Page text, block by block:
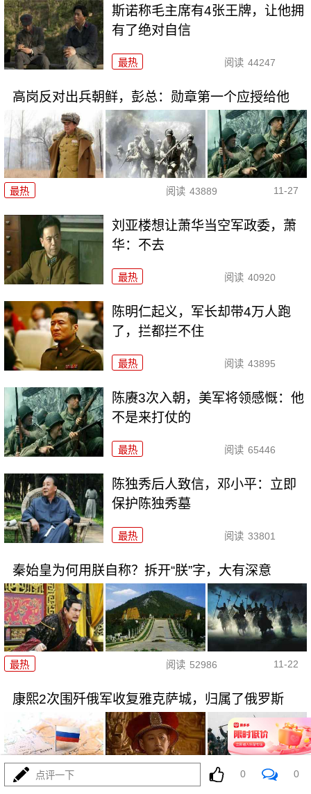
斯诺称毛主席有4张王牌，让他拥
有了绝对自信
最热 阅读 44247
高岗反对出兵朝鲜，彭总：勋章第一个应授给他
最热 阅读 43889 11-27
刘亚楼想让萧华当空军政委，萧
华：不去
最热 阅读 40920
陈明仁起义，军长却带4万人跑
了，拦都拦不住
最热 阅读 43895
陈赓3次入朝，美军将领感慨：他
不是来打仗的
最热 阅读 65446
陈独秀后人致信，邓小平：立即
保护陈独秀墓
最热 阅读 33801
秦始皇为何用朕自称？拆开“朕”字，大有深意
最热 阅读 52986 11-22
康熙2次围歼俄军收复雅克萨城，归属了俄罗斯
点评一下 0 0